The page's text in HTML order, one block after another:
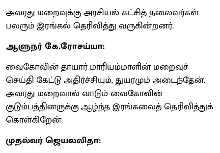
அவரது மறைவுக்கு அரசியல் கட்சித் தலைவர்கள்
பலரும் இரங்கல் தெரிவித்து வருகின்றனர்.
ஆளுநர் கே.ரோசய்யா:
வைகோவின் தாயார் மாரியம்மாளின் மறைவுச்
செய்தி கேட்டு அதிர்ச்சியும், துயரமும் அடைந்தேன்.
அவரது மறைவால் வாடும் வைகோவின்
குடும்பத்தினருக்கு ஆழ்ந்த இரங்கலைத் தெரிவித்துக்
கொள்கிறேன்.
முதல்வர் ஜெயலலிதா: